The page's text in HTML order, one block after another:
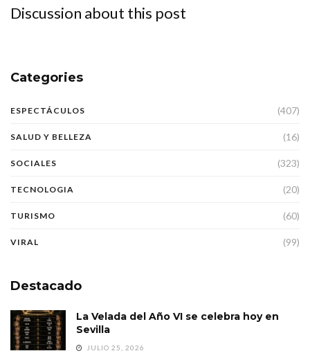
Discussion about this post
Categories
ESPECTÁCULOS (407)
SALUD Y BELLEZA (16)
SOCIALES (323)
TECNOLOGIA (20)
TURISMO (60)
VIRAL (99)
Destacado
La Velada del Año VI se celebra hoy en
Sevilla
JULIO 25, 2026